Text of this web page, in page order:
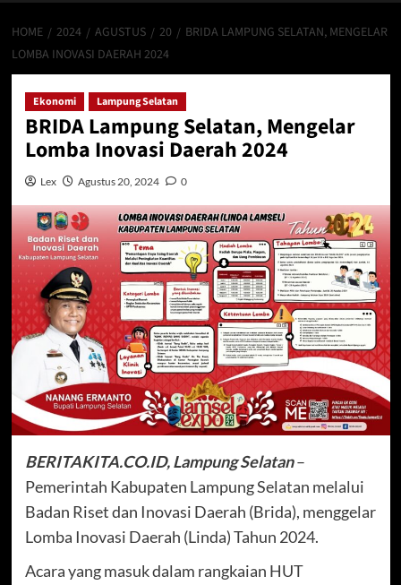
HOME 2024 AGUSTUS 20
BRIDA LAMPUNG SELATAN, MENGELAR
LOMBA INOVASI DAERAH 2024
Ekonomi Lampung Selatan
BRIDA Lampung Selatan, Mengelar
Lomba Inovasi Daerah 2024
Lex Agustus 20, 2024 0
BERITAKITA.CO.ID, Lampung Selatan–
Pemerintah Kabupaten Lampung Selatan melalui
Badan Riset dan Inovasi Daerah (Brida), menggelar
Lomba Inovasi Daerah (Linda) Tahun 2024.
Acara yang masuk dalam rangkaian HUT